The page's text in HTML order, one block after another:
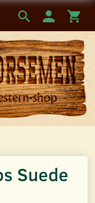
Suede